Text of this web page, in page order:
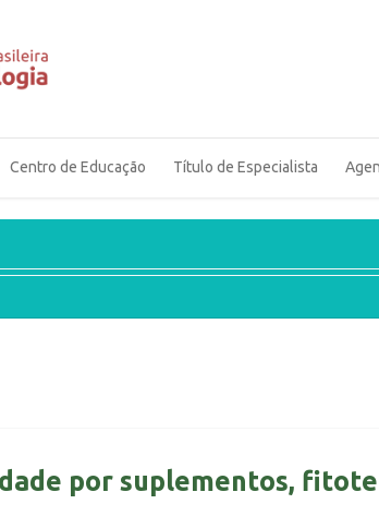
Centro de Educação Título de Especialista
por suplementos,